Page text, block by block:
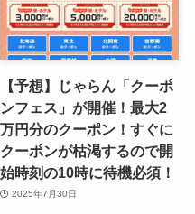
【予想】じゃらん「クーポ
ンフェス」が開催！最大2
万円分のクーポン！すぐに
クーポンが枯渇するので開
始時刻の10時に待機必須！
2025年7月30日